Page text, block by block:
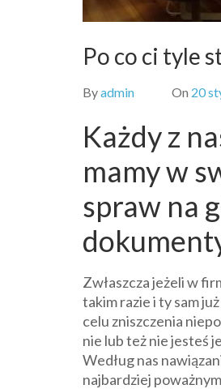
Po co ci tyle
Byadmin On 20
Każdy z
mamy w
spraw na
Zwłaszcza jeżeli w
takim razie i ty sam
celu zniszczenia
nie lub też nie jesteś
Według nas
najbardziej